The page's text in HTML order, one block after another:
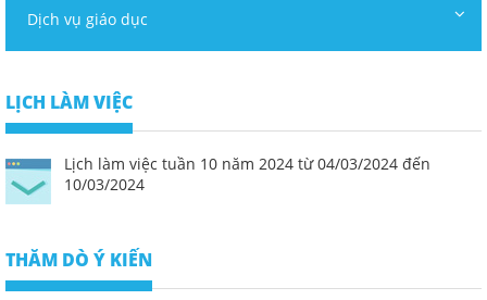
Dịch vụ giáo dục
LỊCH LÀM VIỆC
Lịch làm việc tuần 10 năm 2024 từ 04/03/2024 đến
10/03/2024
THĂM DÒ Ý KIẾN